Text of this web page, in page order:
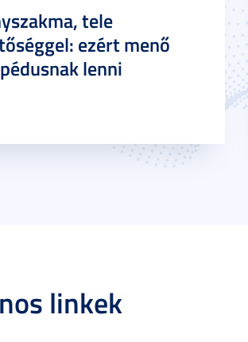
tele
ezért menő
lenni
linkek